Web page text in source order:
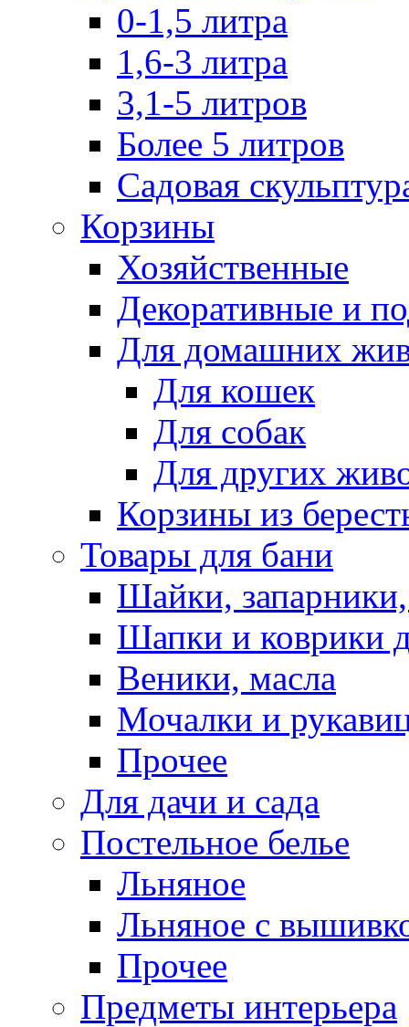
0-1,5 литра
1,6-3 литра
3,1-5 литров
Более 5 литров
Садовая
Корзины
Хозяйственные
Декоративные и
Для домашних
Для кошек
Для собак
Для других
Корзины из
Товары для бани
Шайки,
Шапки и коврики
Веники, масла
Мочалки и
Прочее
Для дачи и сада
Постельное белье
Льняное
Льняное с
Прочее
Предметы интерьера